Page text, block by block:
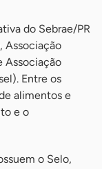
do Sebrae/PR
Associação
Associação
Entre os
alimentos e
e o
o Selo,